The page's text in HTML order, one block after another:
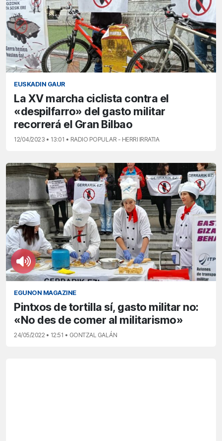
EUSKADIN GAUR
La XV marcha ciclista contra el
«despilfarro» del gasto militar
recorrerá el Gran Bilbao
12/04/2023 • 13:01 • RADIO POPULAR - HERRI IRRATIA
EGUNON MAGAZINE
Pintxos de tortilla sí, gasto militar no:
«No des de comer al militarismo»
24/05/2022 • 12:51 • GONTZAL GALÁN